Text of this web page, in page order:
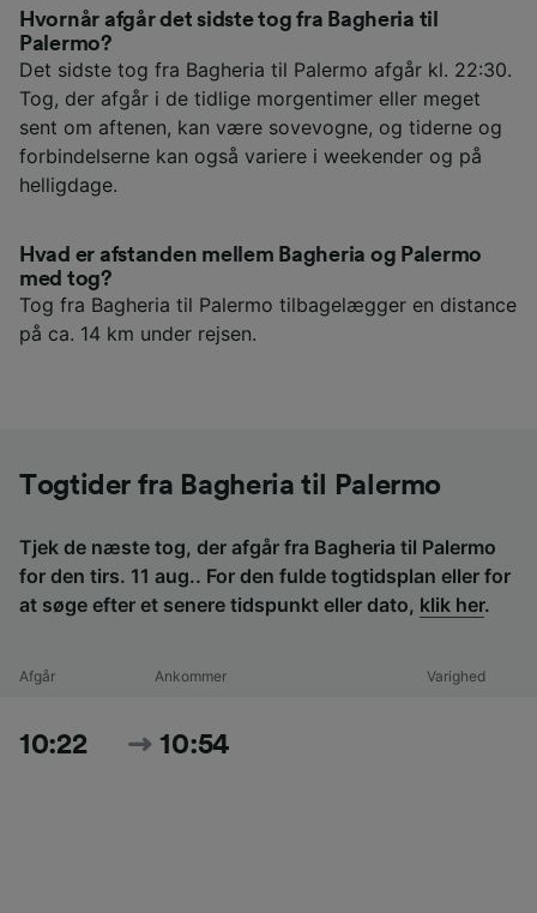
Hvornår afgår det sidste tog fra Bagheria til
Palermo?
Det sidste tog fra Bagheria til Palermo afgår kl. 22:30.
Tog, der afgår i de tidlige morgentimer eller meget
sent om aftenen, kan være sovevogne, og tiderne og
forbindelserne kan også variere i weekender og på
helligdage.
Hvad er afstanden mellem Bagheria og Palermo
med tog?
Tog fra Bagheria til Palermo tilbagelægger en distance
på ca. 14 km under rejsen.
Togtider fra Bagheria til Palermo
Tjek de næste tog, der afgår fra Bagheria til Palermo
for den tirs. 11 aug.. For den fulde togtidsplan eller for
at søge efter et senere tidspunkt eller dato, klik her.
Afgår Ankommer Varighed
10:22 10:54